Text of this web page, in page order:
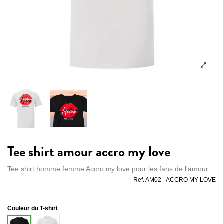
Tee shirt amour accro my love
Tee shirt homme femme Accro my love pour les fans de l'amour
Ref.AM02 - ACCRO MY LOVE
Couleur du T-shirt
Blanc